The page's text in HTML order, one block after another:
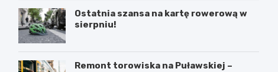
Ostatnia szansa na kartę rowerową w
sierpniu!
Remont torowiska na Puławskiej –